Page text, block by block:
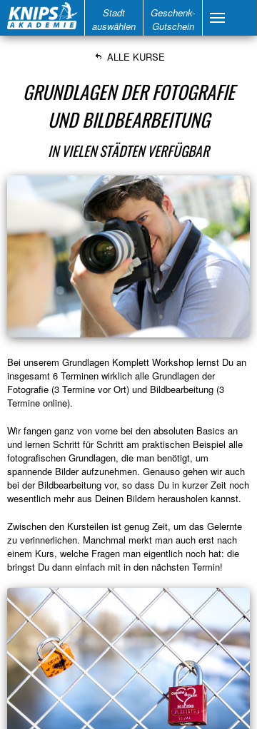
Stadt
auswählen
Geschenk-
Gutschein
ALLE KURSE
GRUNDLAGEN DER FOTOGRAFIE
UND BILDBEARBEITUNG
IN VIELEN STÄDTEN VERFÜGBAR
Bei unserem Grundlagen Komplett Workshop lernst Du an
insgesamt 6 Terminen wirklich alle Grundlagen der
Fotografie (3 Termine vor Ort) und Bildbearbeitung (3
Termine online).
Wir fangen ganz von vorne bei den absoluten Basics an
und lernen Schritt für Schritt am praktischen Beispiel alle
fotografischen Grundlagen, die man benötigt, um
spannende Bilder aufzunehmen. Genauso gehen wir auch
bei der Bildbearbeitung vor, so dass Du in kurzer Zeit noch
wesentlich mehr aus Deinen Bildern herausholen kannst.
Zwischen den Kursteilen ist genug Zeit, um das Gelernte
zu verinnerlichen. Manchmal merkt man auch erst nach
einem Kurs, welche Fragen man eigentlich noch hat: die
bringst Du dann einfach mit in den nächsten Termin!